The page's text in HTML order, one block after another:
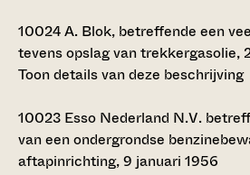
10024A. Blok, betreffende een
tevens opslag van trekkergasolie,
Toon details van deze beschrijving
10023 Esso Nederland N.V.
van een ondergrondse
aftapinrichting, 9 januari 1956